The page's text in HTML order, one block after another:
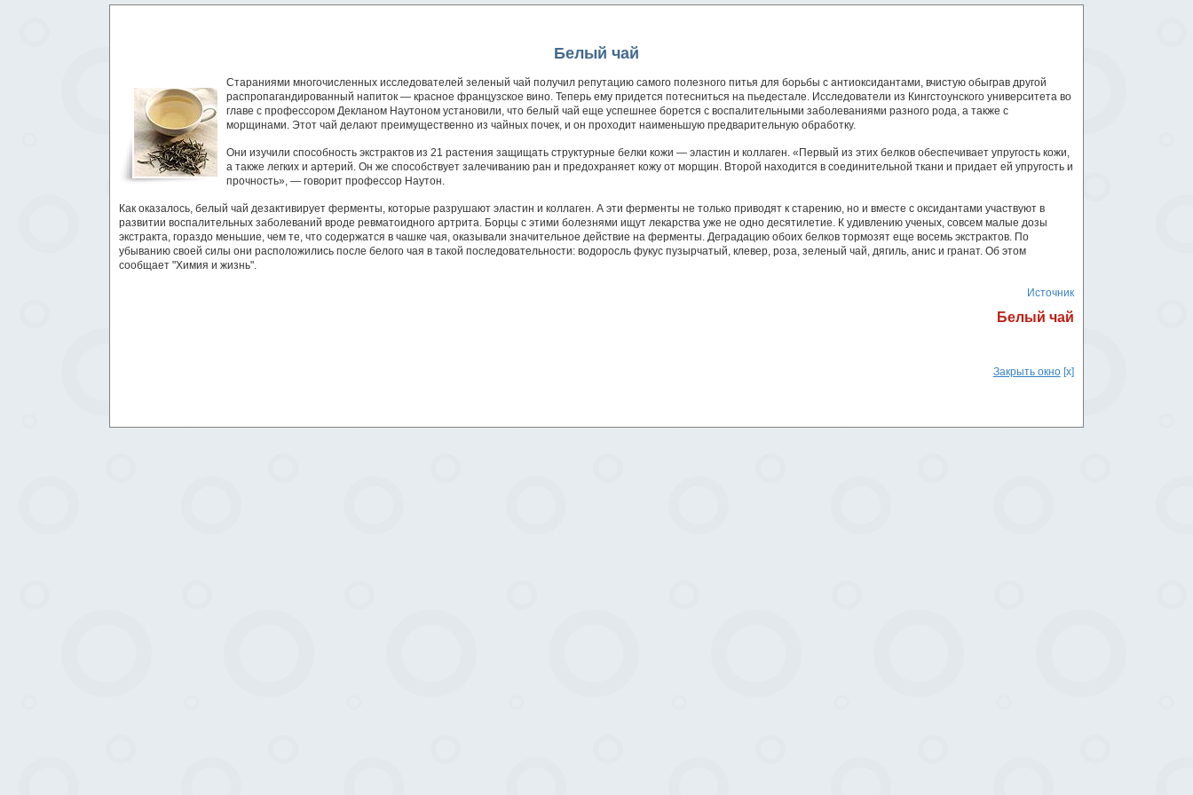
Белый чай
Стараниями многочисленных исследователей зеленый чай получил репутацию самого полезного питья для борьбы с антиоксидантами, вчистую обыграв другой
распропагандированный напиток — красное французское вино. Теперь ему придется потесниться на пьедестале. Исследователи из Кингстоунского университета во
главе с профессором Декланом Наутоном установили, что белый чай еще успешнее борется с воспалительными заболеваниями разного рода, а также с
морщинами. Этот чай делают преимущественно из чайных почек, и он проходит наименьшую предварительную обработку.
Они изучили способность экстрактов из 21 растения защищать структурные белки кожи — эластин и коллаген. «Первый из этих белков обеспечивает упругость кожи,
а также легких и артерий. Он же способствует залечиванию ран и предохраняет кожу от морщин. Второй находится в соединительной ткани и придает ей упругость и
прочность», — говорит профессор Наутон.
Как оказалось, белый чай дезактивирует ферменты, которые разрушают эластин и коллаген. А эти ферменты не только приводят к старению, но и вместе с оксидантами участвуют в
развитии воспалительных заболеваний вроде ревматоидного артрита. Борцы с этими болезнями ищут лекарства уже не одно десятилетие. К удивлению ученых, совсем малые дозы
экстракта, гораздо меньшие, чем те, что содержатся в чашке чая, оказывали значительное действие на ферменты. Деградацию обоих белков тормозят еще восемь экстрактов. По
убыванию своей силы они расположились после белого чая в такой последовательности: водоросль фукус пузырчатый, клевер, роза, зеленый чай, дягиль, анис и гранат. Об этом
сообщает "Химия и жизнь".
Источник
Белый чай
Закрыть окно[x]